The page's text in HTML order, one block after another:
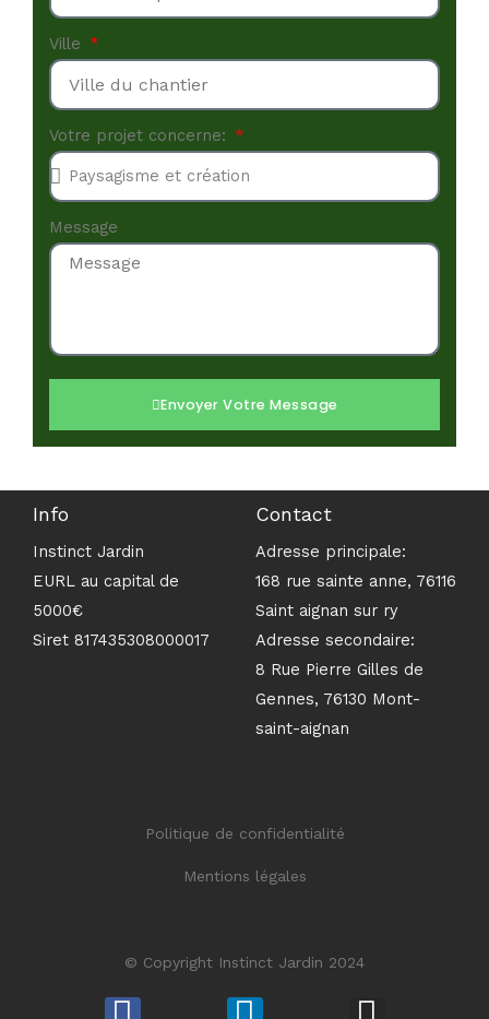
Ville
Votre projet concerne:
Message
Envoyer Votre Message
Info
Instinct Jardin
EURL au capital de
5000€
Siret 817435308000017
Contact
Adresse principale:
168 rue sainte anne, 76116
Saint aignan sur ry
Adresse secondaire:
8 Rue Pierre Gilles de
Gennes, 76130 Mont-
saint-aignan
Politique de confidentialité
Mentions légales
© Copyright Instinct Jardin 2024